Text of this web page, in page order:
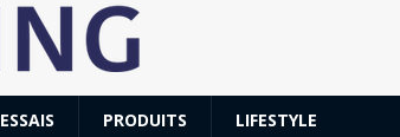
ESSAIS PRODUITS LIFESTYLE